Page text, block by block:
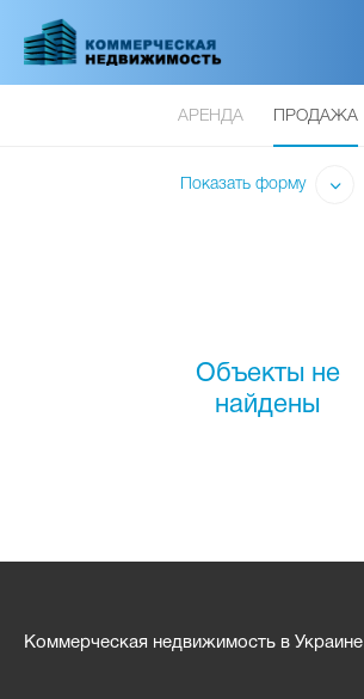
основному
АРЕНДА ПРОДАЖА
Показать форму
Объекты не
найдены
Коммерческая недвижимость в Украине